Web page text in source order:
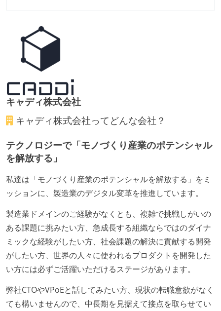
キャディ株式会社
キャディ株式会社ってどんな会社？
テクノロジーで「モノづくり産業のポテンシャル
を解放する」
私達は「モノづくり産業のポテンシャルを解放する」をミ
ッションに、製造業のデジタル変革を推進しています。
製造業ドメインのご経験がなくとも、複雑で挑戦しがいの
ある課題に挑みたい方、急成長する組織ならではのダイナ
ミックな経験がしたい方、社会課題の解決に貢献する開発
がしたい方、世界の人々に使われるプロダクトを開発した
い方には必ずご活躍いただけるステージがあります。
弊社CTOやVPoEと話してみたい方、現状の転職意欲がなく
ても構いませんので、中長期を見据えて接点を取らせてい